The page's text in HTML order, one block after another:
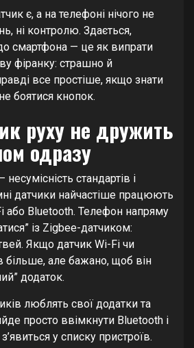
є, а на телефоні нічого не
ні контролю. Здається,
смартфона — це як випрати
фіранку: страшно й
все простіше, якщо знати
боятися кнопок.
руху не дружить
одразу
стандартів і
датчики найчастіше працюють
або Bluetooth. Телефон напряму
із Zigbee-датчиком:
Якщо датчик Wi-Fi чи
більше, але бажано, щоб він
додаток.
люблять свої додатки та
просто ввімкнути Bluetooth і
у списку пристроїв.